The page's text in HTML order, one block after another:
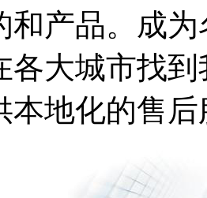
和产品。成
各大城市找
本地化的售后